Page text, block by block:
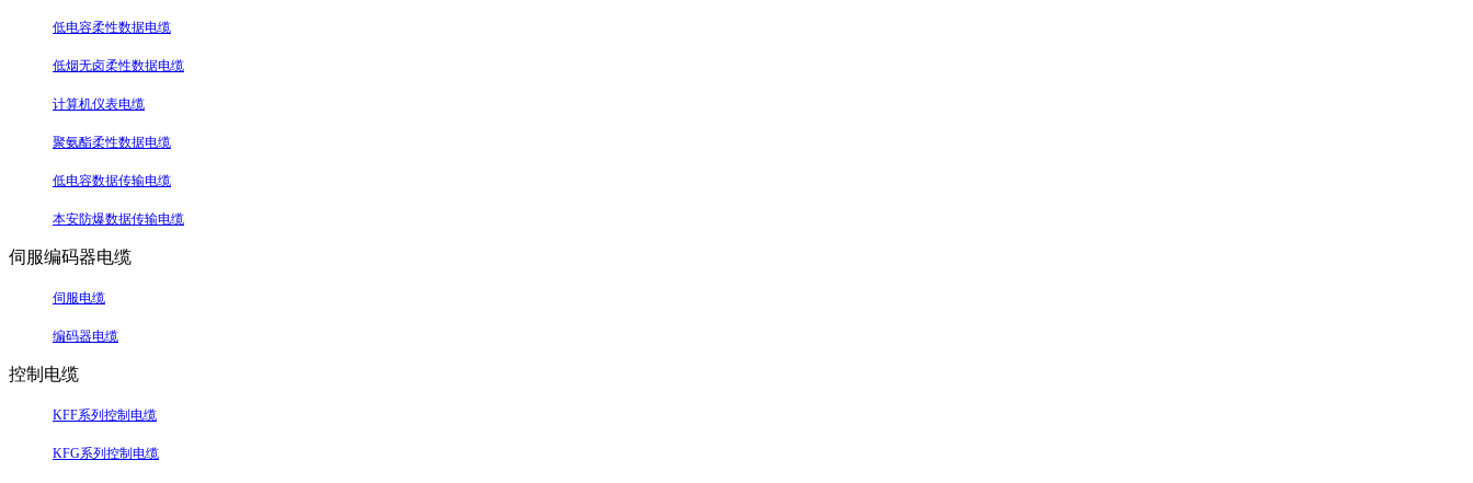
低电容柔性数据电缆
低烟无卤柔性数据电缆
计算机仪表电缆
聚氨酯柔性数据电缆
低电容数据传输电缆
本安防爆数据传输电缆
伺服编码器电缆
伺服电缆
编码器电缆
控制电缆
KFF系列控制电缆
KFG系列控制电缆